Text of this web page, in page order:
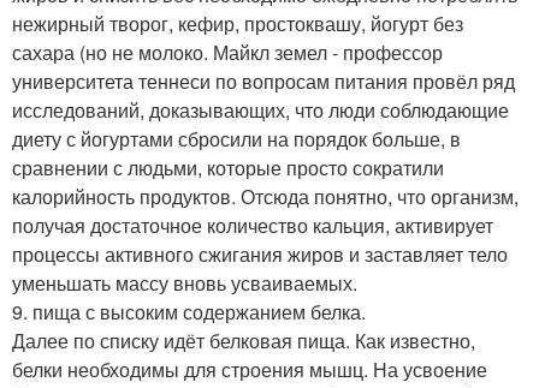
нежирный творог, кефир, простоквашу, йогурт без
сахара (но не молоко. Майкл земел - профессор
университета теннеси по вопросам питания провёл ряд
исследований, доказывающих, что люди соблюдающие
диету с йогуртами сбросили на порядок больше, в
сравнении с людьми, которые просто сократили
калорийность продуктов. Отсюда понятно, что организм,
получая достаточное количество кальция, активирует
процессы активного сжигания жиров и заставляет тело
уменьшать массу вновь усваиваемых.
9. пища с высоким содержанием белка.
Далее по списку идёт белковая пища. Как известно,
белки необходимы для строения мышц. На усвоение